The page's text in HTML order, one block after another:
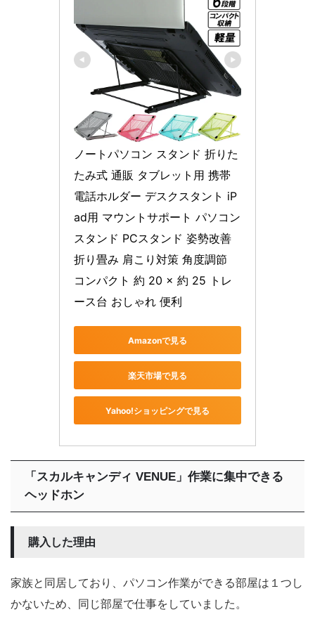
ノートパソコン スタンド 折りた
たみ式 通販 タブレット用 携帯
電話ホルダー デスクスタント iP
ad用 マウントサポート パソコン
スタンド PCスタンド 姿勢改善
折り畳み 肩こり対策 角度調節
コンパクト 約 20 × 約 25 トレ
ース台 おしゃれ 便利
Amazonで見る
楽天市場で見る
Yahoo!ショッピングで見る
「スカルキャンディ VENUE」作業に集中できる
ヘッドホン
購入した理由
家族と同居しており、パソコン作業ができる部屋は１つし
かないため、同じ部屋で仕事をしていました。